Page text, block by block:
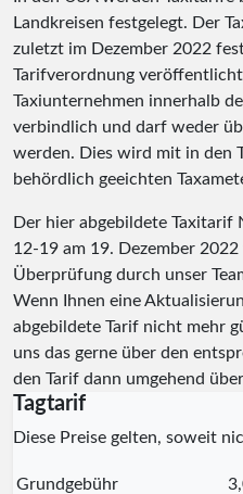
Landkreisen festgelegt. Der
zuletzt im Dezember 2022
Tarifverordnung
Taxiunternehmen innerhalb
verbindlich und darf weder
werden. Dies wird mit in den
behördlich geeichten
Der hier abgebildete Taxitarif
12-19 am 19. Dezember
Überprüfung durch unser
Wenn Ihnen eine
abgebildete Tarif nicht mehr
uns das gerne über den
den Tarif dann umgehend
Tagtarif
Diese Preise gelten, soweit
Grundgebühr